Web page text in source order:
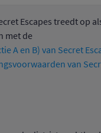
Escapes treedt op
met de
A en B) van Secret
van